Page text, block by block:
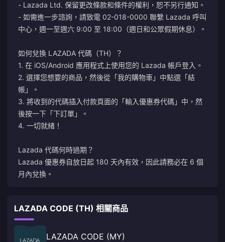
- Lazada Ltd. 保留更改條款和條件的權利，恕不另行通知。
- 如需進一步諮詢，請致電 02-018-0000 聯繫 Lazada 呼叫
中心，週一至週六 9:00 至 18:00（週日和公眾假期休息）。
如何兌換 LAZADA 代碼（TH）？
1. 在 iOS/Android 應用程式上使用您的 Lazada 帳戶登入。
2. 選擇您想要的商品，然後從「我的購物車」中點選「結
帳」。
3. 將收到的代碼插入付款頁面的「輸入優惠券代碼」中，然
後按一下「下訂單」。
4. 一切就緒！
Lazada 代碼何時過期？
Lazada 優惠券自放日起 180 天內有效，因此請務必在 6 個
月內兌換。
LAZADA CODE (TH) 相關商品
LAZADA CODE (MY)